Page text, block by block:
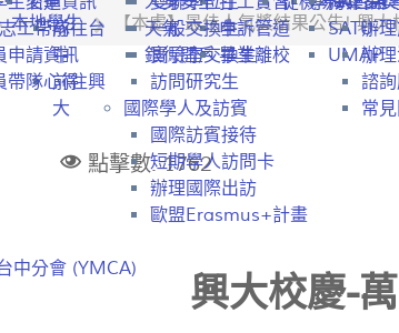
前往台
中
前往興
大
天氣
銀行開戶
申訴管道
畢業離校
SATU
UMAP
中分會 (YMCA)
工帶隊
申請資訊
帶隊心得
一般交換生
實驗室交換生
訪問研究生
國際學人及訪賓
國際訪賓接待
短期學人訪問卡
辦理國際出訪
歐盟Erasmus+計畫
辦
辦
諮
常
本地學生 【本處】最佳人氣獎結果公告! 興
點擊數: 1762
興大校慶-